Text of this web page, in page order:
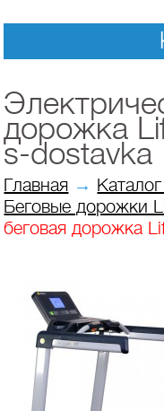
дорожка
s-dostavka
Главная →
Беговые дорожки
беговая дорожка